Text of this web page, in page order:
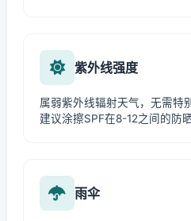
紫外线强度
属弱紫外线辐射天气，无需特
建议涂擦SPF在8-12之间的防
雨伞